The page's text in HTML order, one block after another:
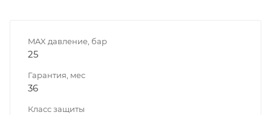
MAX давление, бар
25
Гарантия, мес
36
Класс защиты